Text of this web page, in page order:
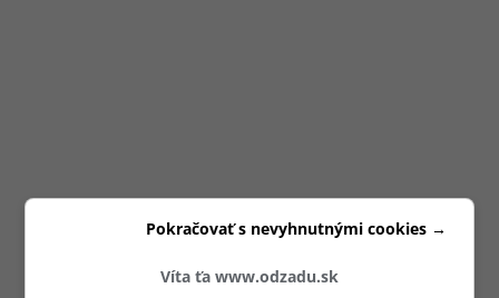
Víta ťa www.odzadu.sk
Pokračovať s nevyhnutnými cookies →